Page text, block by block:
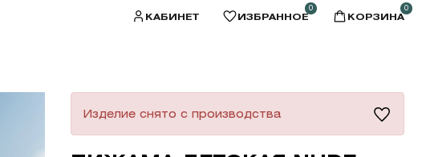
КАБИНЕТ ИЗБРАННОЕ
0
КОРЗИНА
0
Изделие снято с производства